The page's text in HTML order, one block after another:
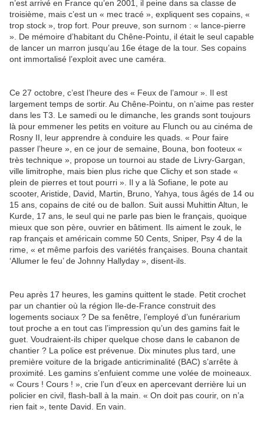
n’est arrivé en France qu’en 2001, il peine dans sa classe de
troisième, mais c’est un « mec tracé », expliquent ses copains, «
trop stock », trop fort. Pour preuve, son surnom : « lance-pierre
». De mémoire d’habitant du Chêne-Pointu, il était le seul capable
de lancer un marron jusqu’au 16e étage de la tour. Ses copains
ont immortalisé l’exploit avec une caméra.
Ce 27 octobre, c’est l’heure des « Feux de l’amour ». Il est
largement temps de sortir. Au Chêne-Pointu, on n’aime pas rester
dans les T3. Le samedi ou le dimanche, les grands sont toujours
là pour emmener les petits en voiture au Flunch ou au cinéma de
Rosny II, leur apprendre à conduire les quads. « Pour faire
passer l’heure », en ce jour de semaine, Bouna, bon footeux «
très technique », propose un tournoi au stade de Livry-Gargan,
ville limitrophe, mais bien plus riche que Clichy et son stade «
plein de pierres et tout pourri ». Il y a là Sofiane, le pote au
scooter, Aristide, David, Martin, Bruno, Yahya, tous âgés de 14 ou
15 ans, copains de cité ou de ballon. Suit aussi Muhittin Altun, le
Kurde, 17 ans, le seul qui ne parle pas bien le français, quoique
mieux que son père, ouvrier en bâtiment. Ils aiment le zouk, le
rap français et américain comme 50 Cents, Sniper, Psy 4 de la
rime, « et même parfois des variétés françaises. Bouna chantait
‘Allumer le feu’ de Johnny Hallyday », disent-ils.
Peu après 17 heures, les gamins quittent le stade. Petit crochet
par un chantier où la région Ile-de-France construit des
logements sociaux ? De sa fenêtre, l’employé d’un funérarium
tout proche a en tout cas l’impression qu’un des gamins fait le
guet. Voudraient-ils chiper quelque chose dans le cabanon de
chantier ? La police est prévenue. Dix minutes plus tard, une
première voiture de la brigade anticriminalité (BAC) s’arrête à
proximité. Les gamins s’enfuient comme une volée de moineaux.
« Cours ! Cours ! », crie l’un d’eux en apercevant derrière lui un
policier en civil, flash-ball à la main. « On doit pas courir, on n’a
rien fait », tente David. En vain.